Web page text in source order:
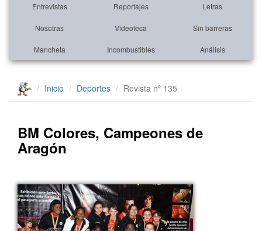
Entrevistas Reportajes Letras
Nosotras Videoteca Sin barreras
Mancheta Incombustibles Análisis
Inicio Deportes Revista nº 135
BM Colores, Campeones de
Aragón